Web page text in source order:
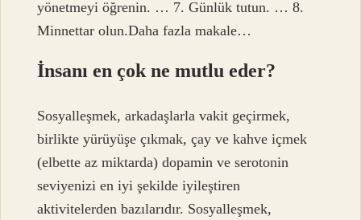
yönetmeyi öğrenin. … 7. Günlük tutun. … 8.
Minnettar olun.Daha fazla makale…
İnsanı en çok ne mutlu eder?
Sosyalleşmek, arkadaşlarla vakit geçirmek,
birlikte yürüyüşe çıkmak, çay ve kahve içmek
(elbette az miktarda) dopamin ve serotonin
seviyenizi en iyi şekilde iyileştiren
aktivitelerden bazılarıdır. Sosyalleşmek,